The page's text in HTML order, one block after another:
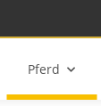
Pferd